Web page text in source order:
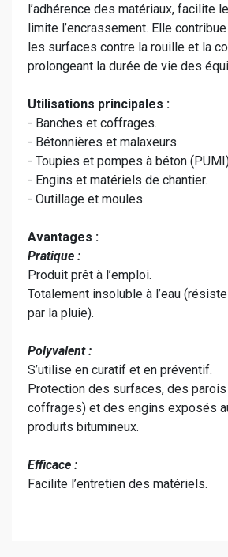
l’adhérence des matériaux, facilite
limite l’encrassement. Elle
les surfaces contre la rouille et la
prolongeant la durée de vie des
Utilisations principales :
- Banches et coffrages.
- Bétonnières et malaxeurs.
- Toupies et pompes à béton
- Engins et matériels de chantier.
- Outillage et moules.
Avantages :
Pratique :
Produit prêt à l’emploi.
Totalement insoluble à l’eau
par la pluie).
Polyvalent :
S’utilise en curatif et en préventif.
Protection des surfaces, des parois
coffrages) et des engins exposés
produits bitumineux.
Efficace :
Facilite l’entretien des matériels.